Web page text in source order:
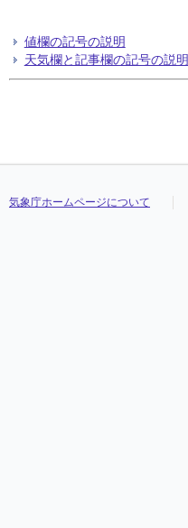
値欄の記号の説明
天気欄と記事欄の記号の説明
気象庁ホームページについて